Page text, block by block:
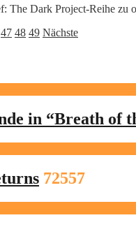
The Dark Project-Reihe zu
47 48 49 Nächste
in “Breath of
72557